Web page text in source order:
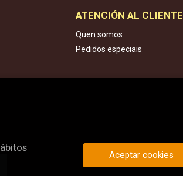
ATENCIÓN AL CLIENTE
Quen somos
Pedidos especiais
Aceptar cookies